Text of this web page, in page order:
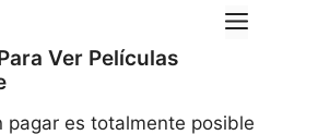
Menú
Ver Películas
pagar es totalmente posible